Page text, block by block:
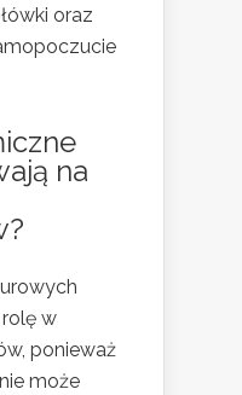
oraz
na
w
ponieważ
może